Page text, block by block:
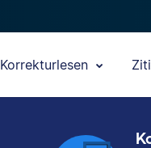
Korrekturlesen